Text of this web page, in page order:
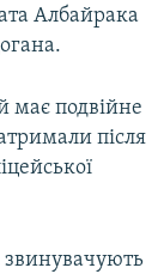
Албайрака
має подвійне
після
звинувачують